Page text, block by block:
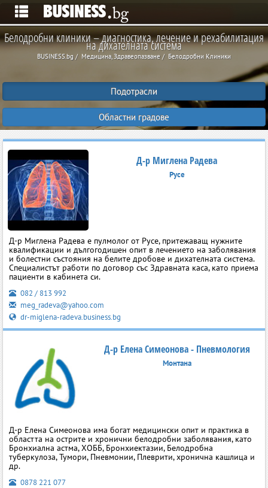
Белодробни клиники – диагностика, лечение и рехабилитация
на дихателната система
BUSINESS.bg Медицина, Здравеопазване Белодробни Клиники
Подотрасли
Областни градове
Д-р Миглена Радева
Русе
Д-р Миглена Радева е пулмолог от Русе, притежаващ нужните
квалификации и дългогодишен опит в лечението на заболявания
и болестни състояния на белите дробове и дихателната система.
Специалистът работи по договор със Здравната каса, като приема
пациенти в кабинета си.
082 / 813 992
meg_radeva@yahoo.com
dr-miglena-radeva.business.bg
Д-р Елена Симеонова - Пневмология
Монтана
Д-р Елена Симеонова има богат медицински опит и практика в
областта на острите и хронични белодробни заболявания, като
Бронхиална астма, ХОББ, Бронхиектазии, Белодробна
туберкулоза, Тумори, Пневмонии, Плеврити, хронична кашлица и
др.
0878 221 077